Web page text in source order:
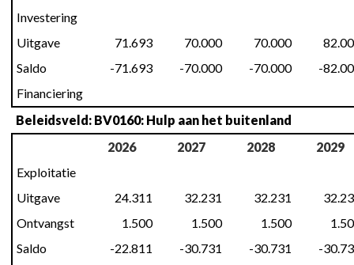
Investering
Uitgave
71.693 70.000 70.000
Saldo
-71.693 -70.000 -70.000
-
Financiering
Beleidsveld: BV0160: Hulp aan het buitenland
2026
2027 2028
2029
Exploitatie
Uitgave
24.311 32.231 32.231
Ontvangst
1.500 1.500 1.500
Saldo
-22.811 -30.731 -30.731
-